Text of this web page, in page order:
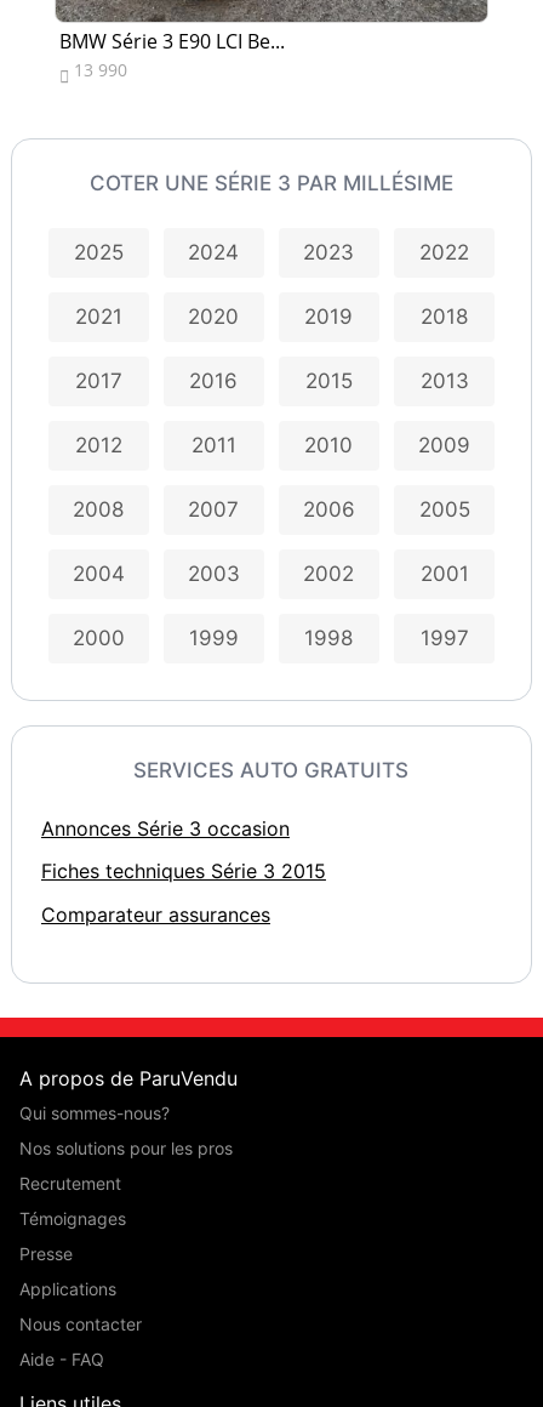
BMW Série 3 E90 LCI Be...
 13 990
COTER UNE SÉRIE 3 PAR MILLÉSIME
2025 2024 2023 2022
2021 2020 2019 2018
2017 2016 2015 2013
2012 2011 2010 2009
2008 2007 2006 2005
2004 2003 2002 2001
2000 1999 1998 1997
SERVICES AUTO GRATUITS
Annonces Série 3 occasion
Fiches techniques Série 3 2015
Comparateur assurances
A propos de ParuVendu
Qui sommes-nous?
Nos solutions pour les pros
Recrutement
Témoignages
Presse
Applications
Nous contacter
Aide - FAQ